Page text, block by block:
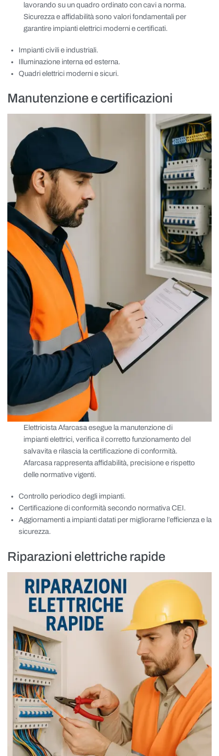
lavorando su un quadro ordinato con cavi a norma.
Sicurezza e affidabilità sono valori fondamentali per
garantire impianti elettrici moderni e certificati.
Impianti civili e industriali.
Illuminazione interna ed esterna.
Quadri elettrici moderni e sicuri.
Manutenzione e certificazioni
Elettricista Afarcasa esegue la manutenzione di
impianti elettrici, verifica il corretto funzionamento del
salvavita e rilascia la certificazione di conformità.
Afarcasa rappresenta affidabilità, precisione e rispetto
delle normative vigenti.
Controllo periodico degli impianti.
Certificazione di conformità secondo normativa CEI.
Aggiornamenti a impianti datati per migliorarne l’efficienza e la
sicurezza.
Riparazioni elettriche rapide